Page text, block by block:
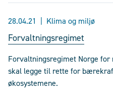
28.04.21 Klima og miljø
Forvaltningsregimet
Forvaltningsregimet Norge for
skal legge til rette for
økosystemene.